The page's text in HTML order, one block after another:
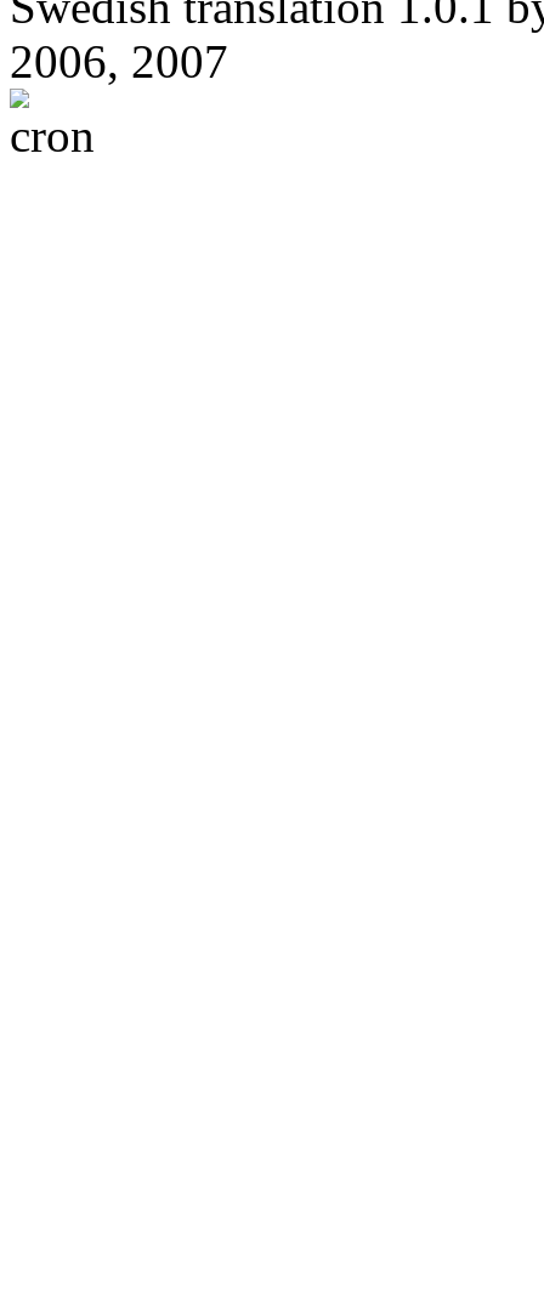
2006, 2007